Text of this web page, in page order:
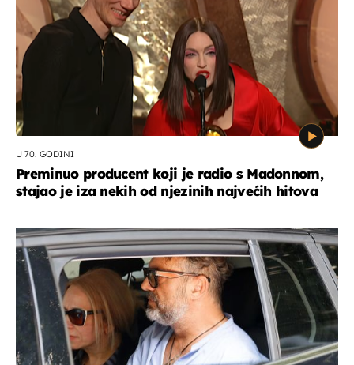
U 70. GODINI
Preminuo producent koji je radio s Madonnom,
stajao je iza nekih od njezinih najvećih hitova